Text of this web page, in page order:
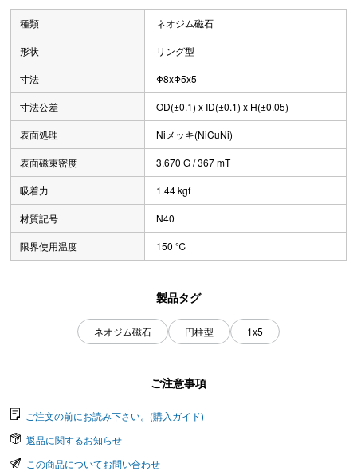
種類 ネオジム磁石
形状 リング型
寸法 Φ8xΦ5x5
寸法公差 OD(±0.1) x ID(±0.1) x H(±0.05)
表面処理 Niメッキ(NiCuNi)
表面磁束密度 3,670 G / 367 mT
吸着力 1.44 kgf
材質記号 N40
限界使用温度 150 ℃
製品タグ
ネオジム磁石 円柱型 1x5
ご注意事項
ご注文の前にお読み下さい。(購入ガイド)
返品に関するお知らせ
この商品についてお問い合わせ